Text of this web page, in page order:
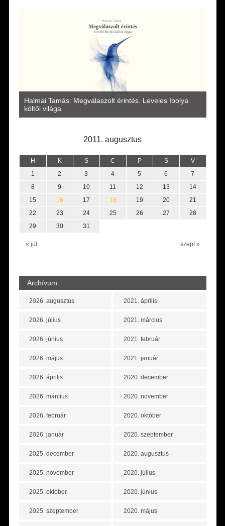
Halmai Tamás: Megválaszolt érintés. Leveles Ibolya
költői világa
2011. augusztus
H K S C P S V
« júl szept »
1 2 3 4 5 6
7
8
9 10 11 12 13
14
15
16 17 18 19 20
21
22
23 24 25 26 27
28
29
30 31
Archívum
2026. augusztus
2026. július
2026. június
2026. május
2026. április
2026. március
2026. február
2026. január
2025. december
2025. november
2025. október
2025. szeptember
2021. április
2021. március
2021. február
2021. január
2020. december
2020. november
2020. október
2020. szeptember
2020. augusztus
2020. július
2020. június
2020. május